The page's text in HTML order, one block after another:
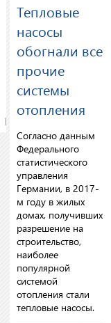
Тепловые
насосы
обогнали все
прочие
системы
отопления
Согласно данным
Федерального
статистического
управления
Германии, в 2017-
м году в жилых
домах, получивших
разрешение на
строительство,
наиболее
популярной
системой
отопления стали
тепловые насосы.